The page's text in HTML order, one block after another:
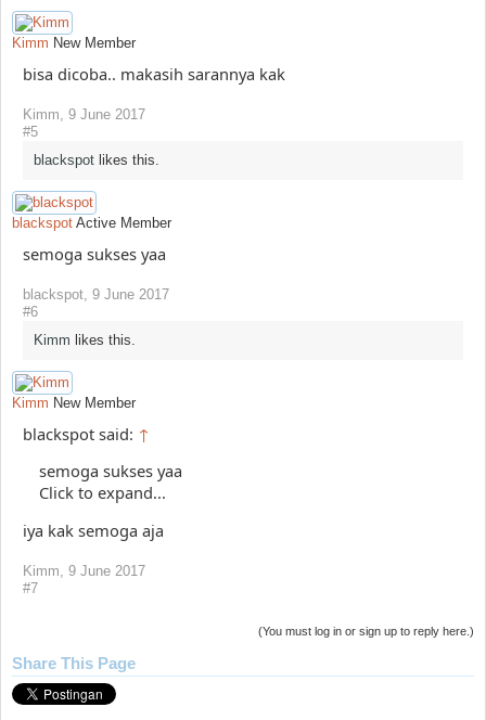
Kimm New Member
bisa dicoba.. makasih sarannya kak
Kimm 9 June 2017
#5
blackspot likes this.
blackspot Active Member
semoga sukses yaa
blackspot 9 June 2017
#6
Kimm likes this.
Kimm New Member
blackspot said: ↑
semoga sukses yaa
Click to expand...
iya kak semoga aja
Kimm 9 June 2017
#7
(You must log in or sign up to reply here.)
Share This Page